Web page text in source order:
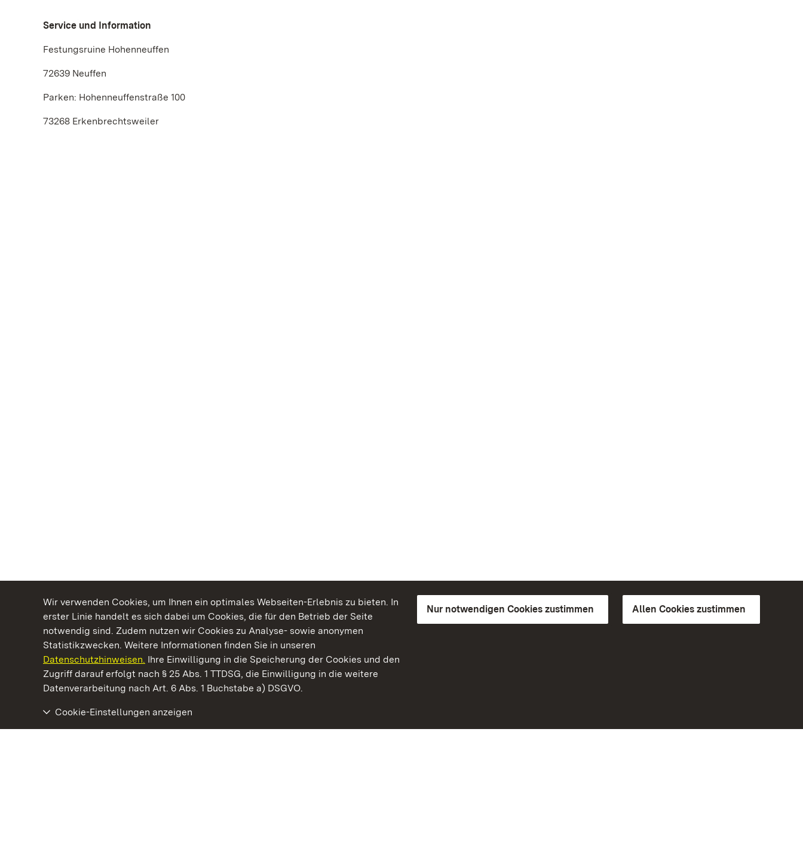
Wir verwenden Cookies, um Ihnen ein optimales Webseiten-Erlebnis zu bieten. In
erster Linie handelt es sich dabei um Cookies, die für den Betrieb der Seite
notwendig sind. Zudem nutzen wir Cookies zu Analyse- sowie anonymen
Statistikzwecken. Weitere Informationen finden Sie in unseren
Datenschutzhinweisen. Ihre Einwilligung in die Speicherung der Cookies und den
Zugriff darauf erfolgt nach § 25 Abs. 1 TTDSG, die Einwilligung in die weitere
Datenverarbeitung nach Art. 6 Abs. 1 Buchstabe a) DSGVO.
Nur notwendigen Cookies zustimmen Allen Cookies zustimmen
Cookie-Einstellungen anzeigen
Service und Information
Festungsruine Hohenneuffen
72639 Neuffen
Parken: Hohenneuffenstraße 100
73268 Erkenbrechtsweiler
Kommen. Staunen. Genießen.